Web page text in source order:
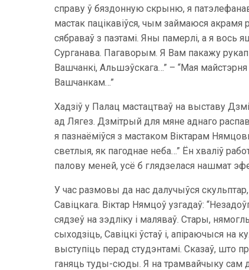
справу ў бяздонную скрыню, я
мастак пацікавіўся, чым займаюся
сябраваў з паэтамі. Яны памерлі, а я
Сурганава. Пагаворым. Я Вам пакажу
Вашчанкі, Альшэўскага…” – “Мая
Вашчанкам…”
Хадзіў у Палац мастацтваў на выставу
ад Лягез. Дзмітрый для мяне аднаго
я пазнаёміўся з мастаком Віктарам
светлыя, як пагоднае неба…” Ён хваліў
палову меней, усё б глядзелася нашмат
У час размовы да нас далучыўся
Савіцкага. Віктар Нямцоў узгадаў:
сядзеў на зэдліку і маляваў. Стары,
сыходзіць, Савіцкі ўстаў і, апіраючыся на
выступіць перад студэнтамі. Сказаў, што
ганяць туды-сюды. Я на трамвайчыку сам